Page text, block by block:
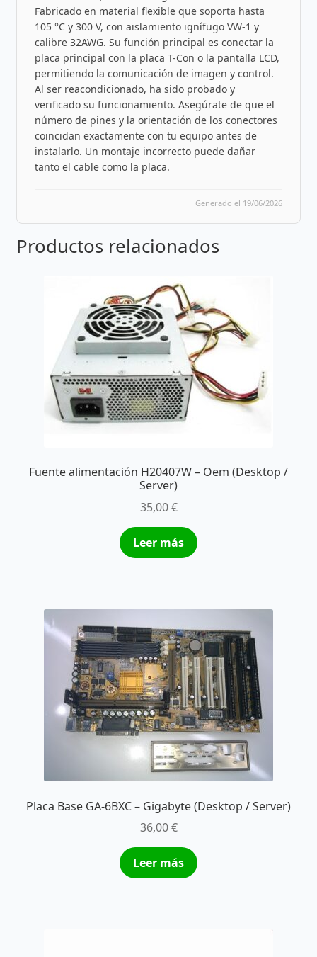
Fabricado en material flexible que soporta hasta
105 °C y 300 V, con aislamiento ignífugo VW-1 y
calibre 32AWG. Su función principal es conectar la
placa principal con la placa T-Con o la pantalla LCD,
permitiendo la comunicación de imagen y control.
Al ser reacondicionado, ha sido probado y
verificado su funcionamiento. Asegúrate de que el
número de pines y la orientación de los conectores
coincidan exactamente con tu equipo antes de
instalarlo. Un montaje incorrecto puede dañar
tanto el cable como la placa.
Generado el 19/06/2026
Productos relacionados
Fuente alimentación H20407W – Oem (Desktop /
Server)
35,00€
Leer más
Placa Base GA-6BXC – Gigabyte (Desktop / Server)
36,00€
Leer más